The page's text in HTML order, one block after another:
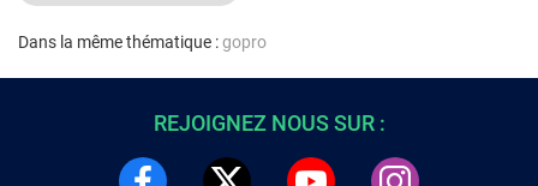
Dans la même thématique :gopro
REJOIGNEZ NOUS SUR :